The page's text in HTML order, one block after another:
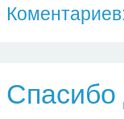
Спасибо